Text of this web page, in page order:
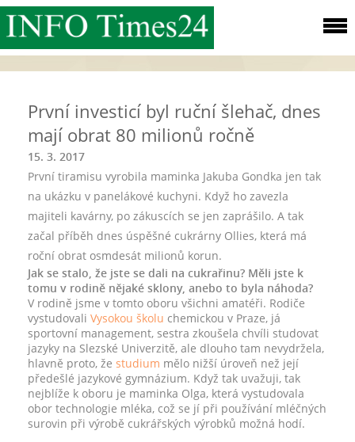
První investicí byl ruční šlehač, dnes
mají obrat 80 milionů ročně
15. 3. 2017
První tiramisu vyrobila maminka Jakuba Gondka jen tak
na ukázku v panelákové kuchyni. Když ho zavezla
majiteli kavárny, po zákuscích se jen zaprášilo. A tak
začal příběh dnes úspěšné cukrárny Ollies, která má
roční obrat osmdesát milionů korun.
Jak se stalo, že jste se dali na cukrařinu? Měli jste k
tomu v rodině nějaké sklony, anebo to byla náhoda?
V rodině jsme v tomto oboru všichni amatéři. Rodiče
vystudovali Vysokou školu chemickou v Praze, já
sportovní management, sestra zkoušela chvíli studovat
jazyky na Slezské Univerzitě, ale dlouho tam nevydržela,
hlavně proto, že studium mělo nižší úroveň než její
předešlé jazykové gymnázium. Když tak uvažuji, tak
nejblíže k oboru je maminka Olga, která vystudovala
obor technologie mléka, což se jí při používání mléčných
surovin při výrobě cukrářských výrobků možná hodí.